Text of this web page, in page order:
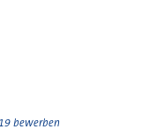
bewerben